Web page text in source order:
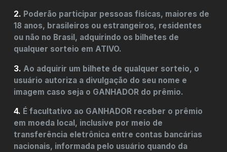
2. Poderão participar pessoas físicas, maiores de
18 anos, brasileiros ou estrangeiros, residentes
ou não no Brasil, adquirindo os bilhetes de
qualquer sorteio em ATIVO.
3. Ao adquirir um bilhete de qualquer sorteio, o
usuário autoriza a divulgação do seu nome e
imagem caso seja o GANHADOR do prêmio.
4. É facultativo ao GANHADOR receber o prêmio
em moeda local, inclusive por meio de
transferência eletrônica entre contas bancárias
nacionais, informada pelo usuário quando da